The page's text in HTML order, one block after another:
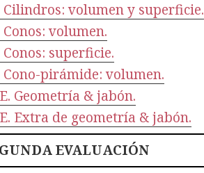
Cilindros: volumen y superficie.
Conos: volumen.
Conos: superficie.
Cono-pirámide: volumen.
Geometría & jabón.
Extra de geometría & jabón.
EVALUACIÓN